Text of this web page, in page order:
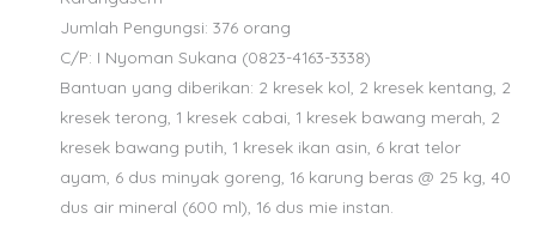
Jumlah Pengungsi: 376 orang
C/P: I Nyoman Sukana (0823-4163-3338)
Bantuan yang diberikan: 2 kresek kol, 2 kresek kentang, 2
kresek terong, 1 kresek cabai, 1 kresek bawang merah, 2
kresek bawang putih, 1 kresek ikan asin, 6 krat telor
ayam, 6 dus minyak goreng, 16 karung beras @ 25 kg, 40
dus air mineral (600 ml), 16 dus mie instan.